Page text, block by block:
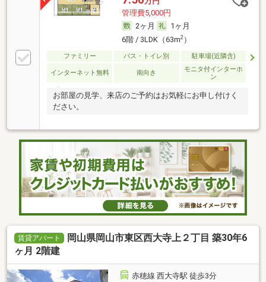
管理費5,000円
2ヶ月
1ヶ月
6階 / 3LDK（63m2）
ファミリー バス・トイレ別 駐車場(近隣含)
インターネット無料 南向き
モニタ付インターホ
ン
お部屋の見学、来店のご予約はお気軽にお申し付けく
ださい。
賃貸アパート
岡山県岡山市東区西大寺上２丁目 築30年6
ヶ月 2階建
赤穂線 西大寺駅 徒歩3分